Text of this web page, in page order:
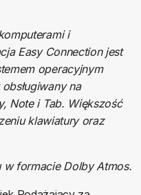
i
Easy Connection jest
operacyjnym
na
Note i Tab. Większość
klawiatury oraz
w formacie Dolby Atmos.